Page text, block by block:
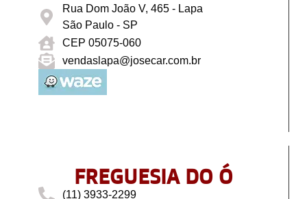
Rua Dom João V, 465 - Lapa
São Paulo - SP
CEP 05075-060
vendaslapa@josecar.com.br
FREGUESIA DO Ó
(11) 3933-2299